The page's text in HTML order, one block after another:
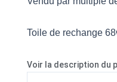
Toile de rechange
Voir la description du